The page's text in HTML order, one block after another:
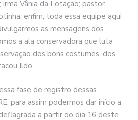
irmã Vânia da Lotação; pastor
enfim, toda essa equipe aqui
as mensagens dos
a ala conservadora que luta
dos bons costumes, dos
Ildo.
fase de registro dessas
para assim podermos dar início a
a partir do dia 16 deste